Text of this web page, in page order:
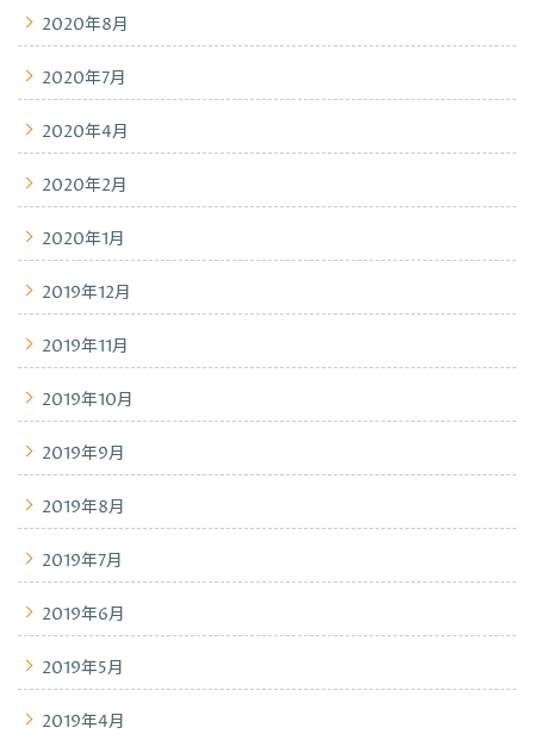
2020年8月
2020年7月
2020年4月
2020年2月
2020年1月
2019年12月
2019年11月
2019年10月
2019年9月
2019年8月
2019年7月
2019年6月
2019年5月
2019年4月